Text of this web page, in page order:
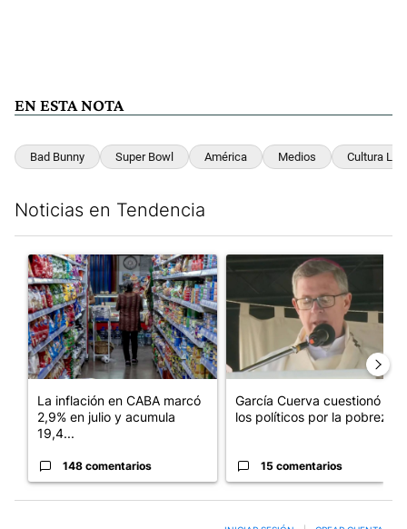
EN ESTA NOTA
Bad Bunny Super Bowl América Medios Cultura
Noticias en Tendencia
Un artículo de tendencia con el título "La inflación en CABA
La inflación en CABA marcó
2,9% en julio y acumula
19,4...
148 comentarios
Un artículo de tendencia con
García Cuerva cuestionó a
los políticos por la pobreza
15 comentarios